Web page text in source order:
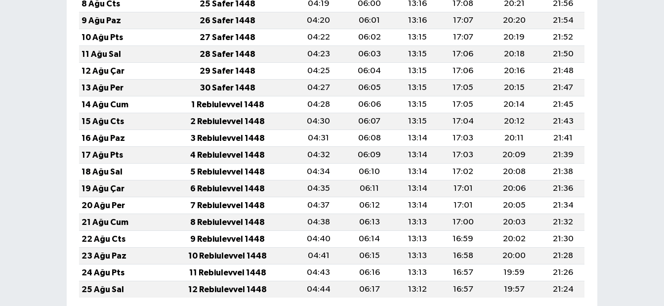
8 Ağu Cts
25 Safer 1448 04:19 06:00 13:16 17:08 20:21
21:56
9 Ağu Paz
26 Safer 1448 04:20 06:01 13:16 17:07 20:20
21:54
10 Ağu Pts
27 Safer 1448 04:22 06:02 13:15 17:07 20:19
21:52
11 Ağu Sal
28 Safer 1448 04:23 06:03 13:15 17:06 20:18
21:50
12 Ağu Çar
29 Safer 1448 04:25 06:04 13:15 17:06 20:16
21:48
13 Ağu Per
30 Safer 1448 04:27 06:05 13:15 17:05 20:15
21:47
14 Ağu Cum
1 Rebiulevvel 1448 04:28 06:06 13:15 17:05 20:14
21:45
15 Ağu Cts
2 Rebiulevvel 1448 04:30 06:07 13:15 17:04 20:12
21:43
16 Ağu Paz
3 Rebiulevvel 1448 04:31 06:08 13:14 17:03 20:11
21:41
17 Ağu Pts
4 Rebiulevvel 1448 04:32 06:09 13:14 17:03 20:09
21:39
18 Ağu Sal
5 Rebiulevvel 1448 04:34 06:10 13:14 17:02 20:08
21:38
19 Ağu Çar
6 Rebiulevvel 1448 04:35 06:11 13:14 17:01 20:06
21:36
20 Ağu Per
7 Rebiulevvel 1448 04:37 06:12 13:14 17:01 20:05
21:34
21 Ağu Cum
8 Rebiulevvel 1448 04:38 06:13 13:13 17:00 20:03
21:32
22 Ağu Cts
9 Rebiulevvel 1448 04:40 06:14 13:13 16:59 20:02
21:30
23 Ağu Paz
10 Rebiulevvel 1448 04:41 06:15 13:13 16:58 20:00
21:28
24 Ağu Pts
11 Rebiulevvel 1448 04:43 06:16 13:13 16:57 19:59
21:26
25 Ağu Sal
12 Rebiulevvel 1448 04:44 06:17 13:12 16:57 19:57 21:24